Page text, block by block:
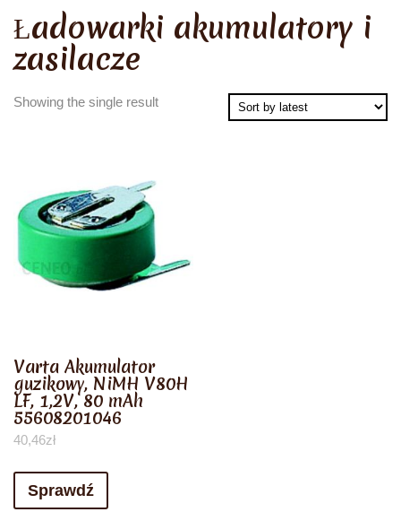
Ładowarki akumulatory i
zasilacze
Showing the single result
Varta Akumulator
guzikowy, NiMH V80H
LF, 1,2V, 80 mAh
55608201046
40,46zł
Sprawdź